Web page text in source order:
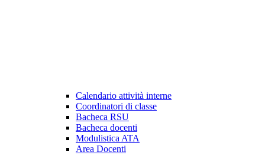
Calendario attività interne
Coordinatori di classe
Bacheca RSU
Bacheca docenti
Modulistica ATA
Area Docenti